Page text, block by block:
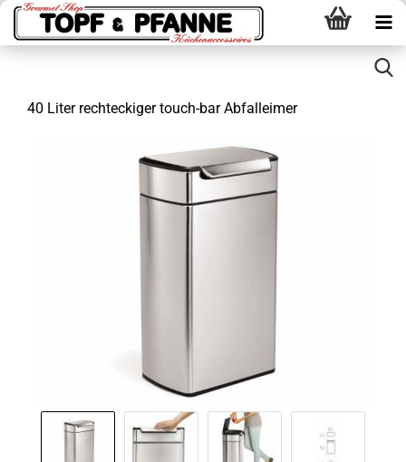
40 Liter rechteckiger touch-bar Abfalleimer